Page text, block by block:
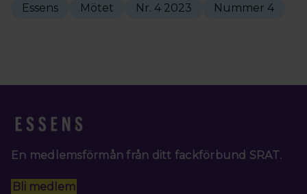
Essens Mötet Nr. 4 2023 Nummer 4
En medlemsförmån från ditt fackförbund SRAT.
Bli medlem